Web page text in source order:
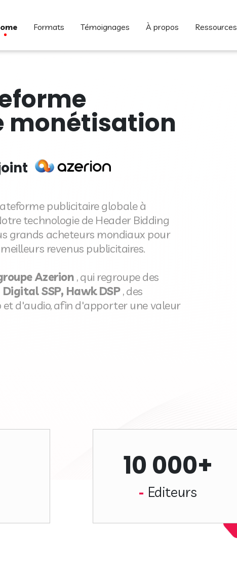
home formats témoignages à propos ressources
monétisation
publicitaire globale à
technologie de Header Bidding
grands acheteurs mondiaux pour
revenus publicitaires.
Azerion , qui regroupe des
SSP, Hawk DSP, des
et d'audio, afin d'apporter une valeur
10 000+
Editeurs